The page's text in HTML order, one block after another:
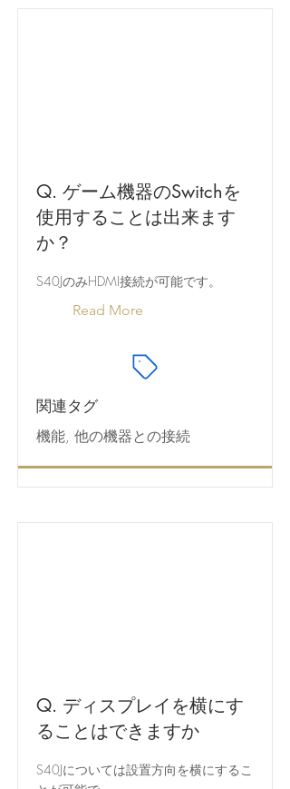
Q. ゲーム機器のSwitchを
使用することは出来ます
か？
S40JのみHDMI接続が可能です。
Read More
関連タグ
機能, 他の機器との接続
Q. ディスプレイを横にす
ることはできますか
S40Jについては設置方向を横にするこ